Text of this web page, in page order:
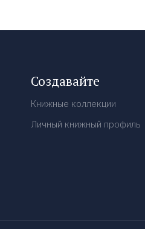
Создавайте
Книжные коллекции
Личный книжный профиль